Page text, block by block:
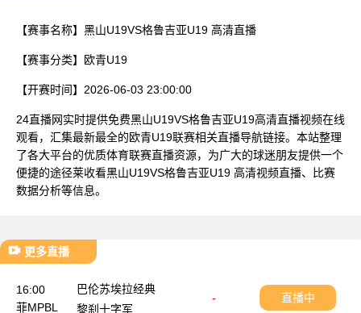
【赛事名称】 黑山U19VS格鲁吉亚U19 高清直播
【赛事分类】 欧青U19
【开赛时间】 2026-06-03 23:00:00
24直播网实时提供免费黑山U19VS格鲁吉亚U19高清直播视频在线
观看，汇集最新最全的欧青U19联赛相关直播导航链接。本站整理
了各大平台的优质体育联赛直播资源，为广大的球迷朋友提供一个
便捷的途径莱收看黑山U19VS格鲁吉亚U19 高清视频直播、比赛
数据分析等信息。
更多直播
16:00
菲MPBL
巴伦苏埃拉经典
-
黎刹十字军
直播中